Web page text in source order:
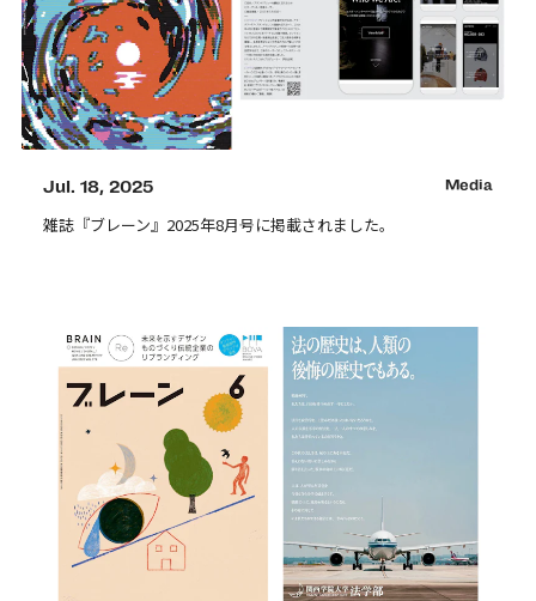
Jul. 18, 2025 Media
雑誌『ブレーン』2025年8月号に掲載されました。